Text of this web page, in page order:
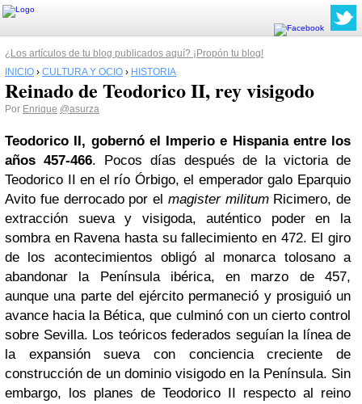
¿Los artículos de tu blog publicados aquí? ¡Propón tu blog!
INICIO › CULTURA Y OCIO › HISTORIA
Reinado de Teodorico II, rey visigodo
Por Enrique @asurza
Teodorico II, gobernó el Imperio e Hispania entre los
años 457-466. Pocos días después de la victoria de
Teodorico II en el río Órbigo, el emperador galo Eparquio
Avito fue derrocado por el magister militumRicimero, de
extracción sueva y visigoda, auténtico poder en la
sombra en Ravena hasta su fallecimiento en 472. El giro
de los acontecimientos obligó al monarca tolosano a
abandonar la Península ibérica, en marzo de 457,
aunque una parte del ejército permaneció y prosiguió un
avance hacia la Bética, que culminó con un cierto control
sobre Sevilla. Los teóricos federados seguían la línea de
la expansión sueva con conciencia creciente de
construcción de un dominio visigodo en la Península. Sin
embargo, los planes de Teodorico II respecto al reino